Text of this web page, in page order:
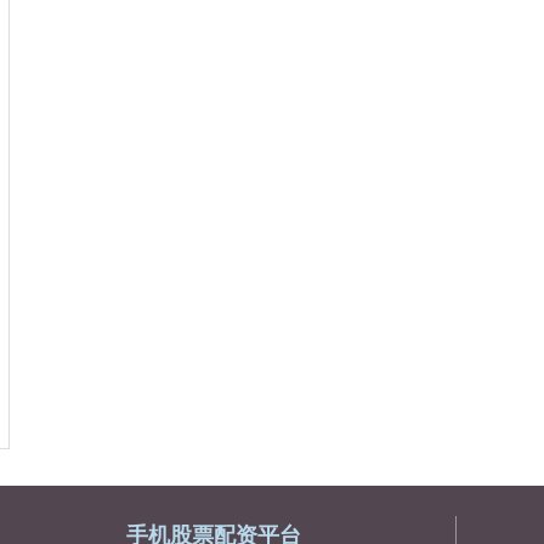
手机股票配资平台